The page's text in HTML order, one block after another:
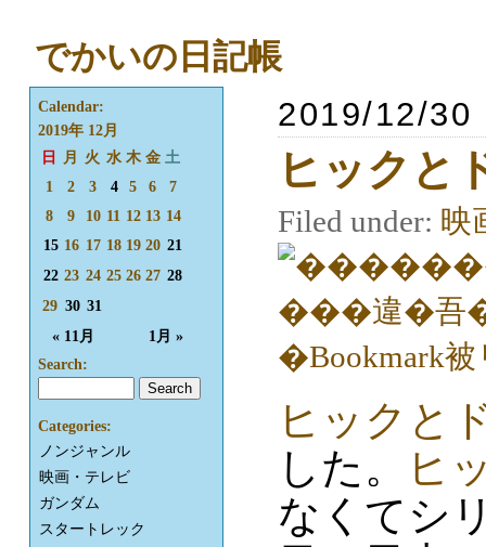
でかいの日記帳
2019/12/30
ヒックと
Filed under: 映
ヒックと
した。
ヒ
なくてシ
Calendar:
2019年 12月
日
月 火 水 木 金 土
« 11月 1月 »
1 2 3 4 5 6
7
8
9 10 11 12 13 14
15 16 17 18 19 20 21
22 23 24 25 26 27 28
29 30 31
Search:
Categories:
ノンジャンル
映画・テレビ
ガンダム
スタートレック